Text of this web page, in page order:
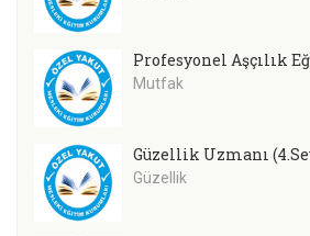
Profesyonel Aşçılık
Mutfak
Güzellik Uzmanı
Güzellik